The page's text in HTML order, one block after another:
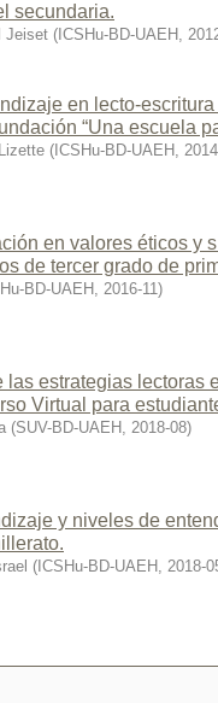
secundaria.
Jeiset ( ICSHu-BD-UAEH ,
en lecto-
“Una escuela
( ICSHu-BD-UAEH ,
en valores éticos y
de tercer grado de
BD-UAEH, 2016-11)
las estrategias lectoras
Virtual para
(SUV-BD-UAEH , 2018-08)
y niveles de
( ICSHu-BD-UAEH , 2018-